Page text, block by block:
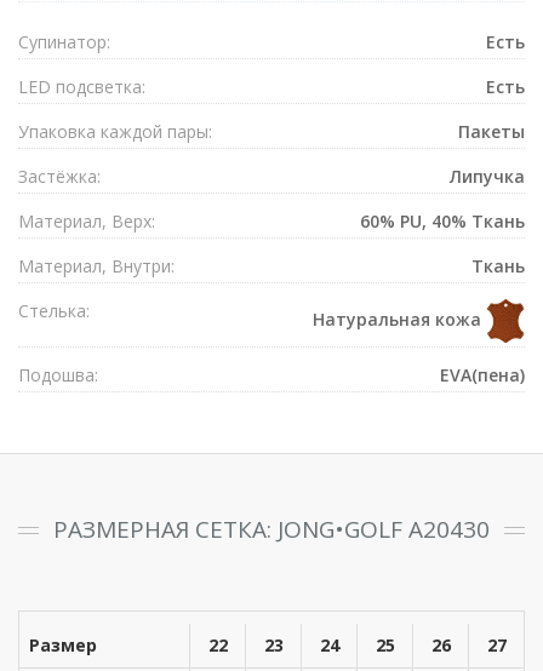
Супинатор:
Есть
LED подсветка:
Есть
Упаковка каждой пары:
Пакеты
Застёжка:
Липучка
Материал, Верх:
60% PU, 40% Ткань
Материал, Внутри:
Ткань
Стелька:
Натуральная кожа
Подошва: EVA(пена)
РАЗМЕРНАЯ СЕТКА: JONG•GOLF A20430
Размер 22 23 24 25 26 27